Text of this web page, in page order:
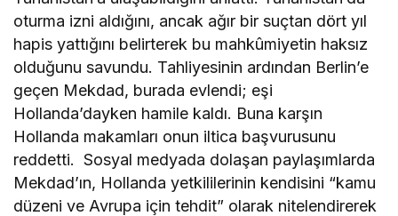
oturma izni aldığını, ancak ağır bir suçtan dört yıl
hapis yattığını belirterek bu mahkûmiyetin haksız
olduğunu savundu. Tahliyesinin ardından Berlin’e
geçen Mekdad, burada evlendi; eşi
Hollanda’dayken hamile kaldı. Buna karşın
Hollanda makamları onun iltica başvurusunu
reddetti. Sosyal medyada dolaşan paylaşımlarda
Mekdad’ın, Hollanda yetkililerinin kendisini “kamu
düzeni ve Avrupa için tehdit” olarak nitelendirerek